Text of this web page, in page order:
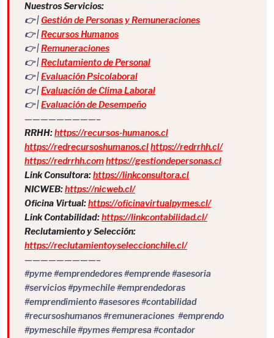
Nuestros Servicios:
👉 |Gestión de Personas y Remuneraciones
👉 |Recursos Humanos
👉 |Remuneraciones
👉 |Reclutamiento de Personal
👉 |Evaluación Psicolaboral
👉 |Evaluación de Clima Laboral
👉 |Evaluación de Desempeño
—————————–
RRHH:https://recursos-humanos.cl
https://redrecursoshumanos.clhttps://redrrhh.cl/
https://redrrhh.comhttps://gestiondepersonas.cl
Link Consultora:https://linkconsultora.cl
NICWEB:https://nicweb.cl/
Oficina Virtual:https://oficinavirtualpymes.cl/
Link Contabilidad:https://linkcontabilidad.cl/
Reclutamiento y Selección:
https://reclutamientoyseleccionchile.cl/
—————————–
#pyme #emprendedores #emprende #asesoria
#servicios #pymechile #emprendedoras
#emprendimiento #asesores #contabilidad
#recursoshumanos #remuneraciones #emprendo
#pymeschile #pymes #empresa #contador